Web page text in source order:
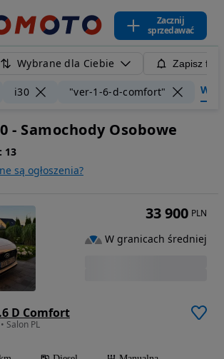
Zacznij
sprzedawać
Wybrane dla Ciebie Zapisz
i30 "ver-1-6-d-comfort"
- Samochody Osobowe
13
są ogłoszenia?
D Comfort
Salon PL
33 900 PLN
W granicach średniej